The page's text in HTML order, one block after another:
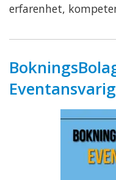
erfarenhet,
Eventansvarig